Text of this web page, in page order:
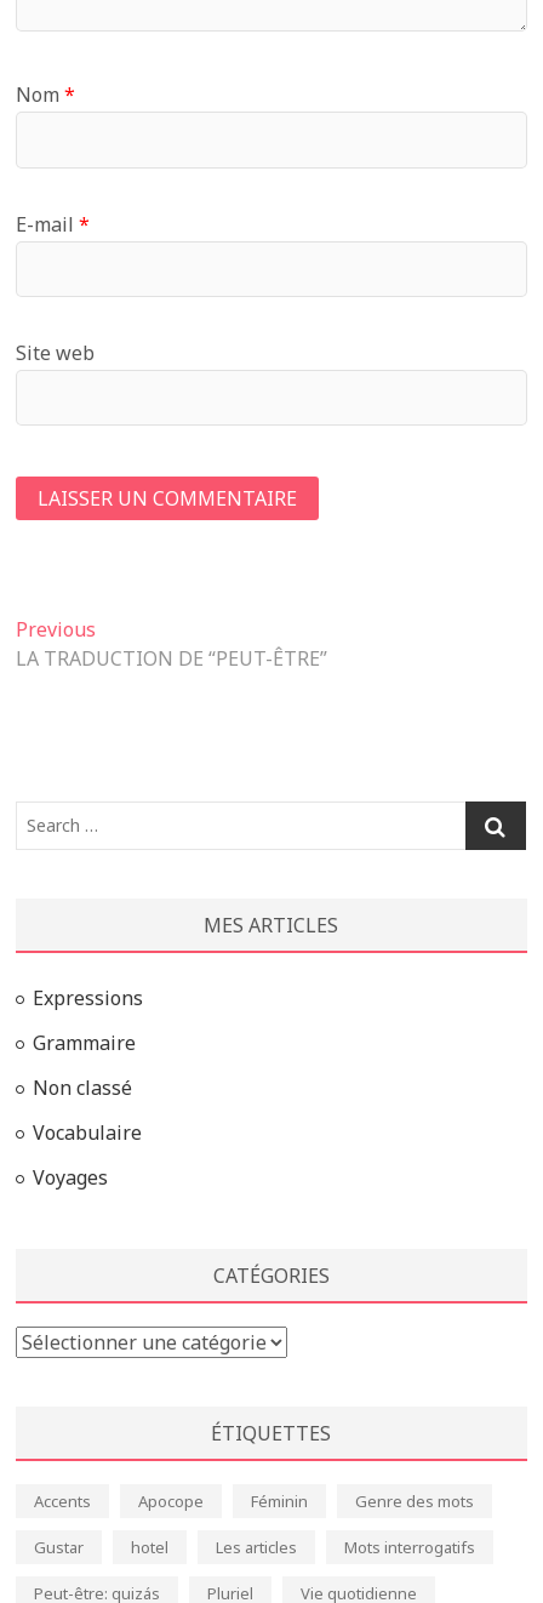
Nom*
E-mail*
Site web
Navigation
de
Previous
post:
LA TRADUCTION DE “PEUT-ÊTRE”
Search
…
MES ARTICLES
Expressions
Grammaire
Non classé
Vocabulaire
Voyages
CATÉGORIES
Catégories
ÉTIQUETTES
Accents Apocope Féminin Genre des mots
Gustar hotel Les articles Mots interrogatifs
Peut-être: quizás Pluriel Vie quotidienne